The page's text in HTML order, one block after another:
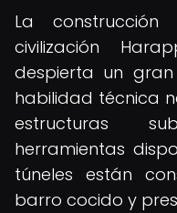
La
civilización
despierta un
habilidad técnica
estructuras
herramientas
túneles están
barro cocido y